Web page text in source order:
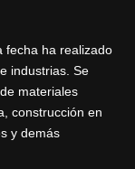
fecha ha realizado
industrias. Se
materiales
construcción en
y demás